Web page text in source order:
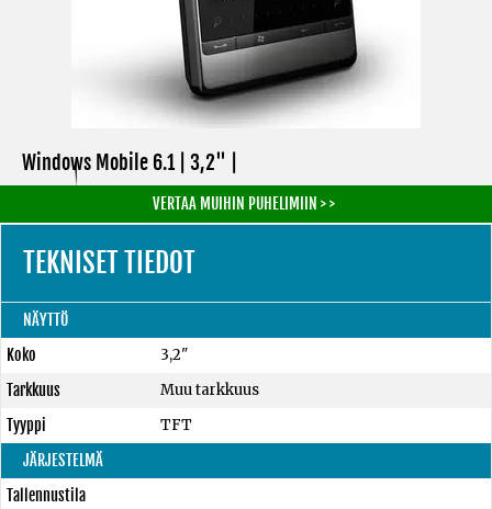
Windows Mobile 6.1 | 3,2" |
VERTAA MUIHIN PUHELIMIIN > >
TEKNISET TIEDOT
NÄYTTÖ
Koko
3,2"
Tarkkuus
Muu tarkkuus
Tyyppi
TFT
JÄRJESTELMÄ
Tallennustila